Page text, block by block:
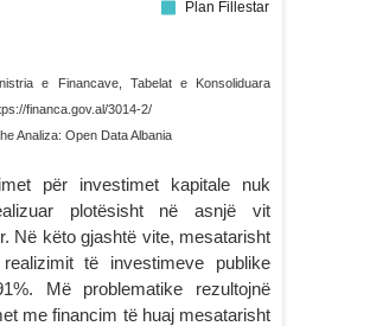
e Financave, Tabelat e Konsoliduara
financa.gov.al/3014-2/
Analiza: Open Data Albania
për investimet kapitale nuk
plotësisht në asnjë vit
Në këto gjashtë vite, mesatarisht
të investimeve publike
Më problematike rezultojnë
me financim të huaj mesatarisht